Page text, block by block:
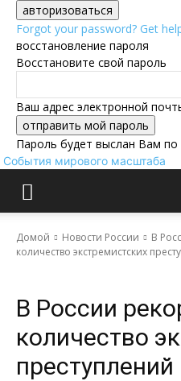
Forgot your password? Get
восстановление пароля
Восстановите свой пароль
Ваш адрес электронной
Пароль будет выслан Вам по
События мирового масштаба
Домой Новости России
В
количество экстремистских
В России
количество
преступлений